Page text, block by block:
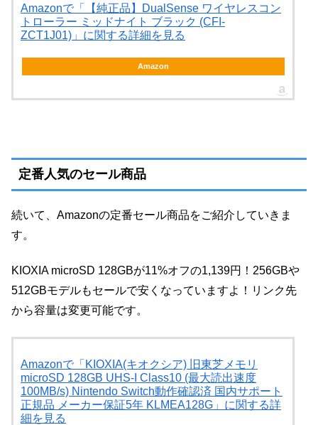
Amazonで「【純正品】DualSense ワイヤレスコン
トローラー ミッドナイト ブラック (CFI-
ZCT1J01)」に関する詳細を見る
Amazon
定番人気のセール商品
続いて、Amazonの定番セール商品をご紹介していきま
す。
KIOXIA microSD 128GBが11%オフの1,139円！256GBや
512GBモデルもセールで安くなっていますよ！リンク先
から容量は変更可能です。
Amazonで「KIOXIA(キオクシア) 旧東芝メモリ
microSD 128GB UHS-I Class10 (最大読出速度
100MB/s) Nintendo Switch動作確認済 国内サポート
正規品 メーカー保証5年 KLMEA128G」に関する詳
細を見る